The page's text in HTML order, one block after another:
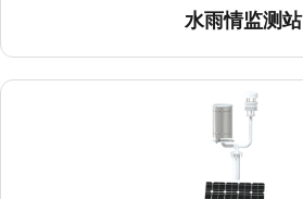
水雨情监测站